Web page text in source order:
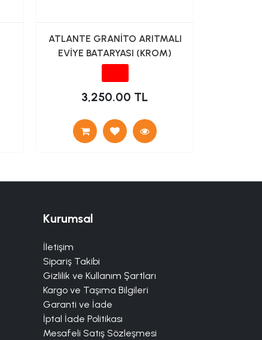
ATLANTE GRANİTO ARITMALI
EVİYE BATARYASI (KROM)
3,250.00 TL
Kurumsal
İletişim
Sipariş Takibi
Gizlilik ve Kullanım Şartları
Kargo ve Taşıma Bilgileri
Garanti ve İade
İptal İade Politikası
Mesafeli Satış Sözleşmesi